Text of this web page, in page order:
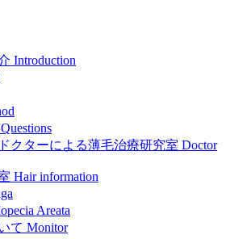
Introduction
Questions
クターによる薄毛治療研究室 Doctor
Hair information
Areata
て Monitor